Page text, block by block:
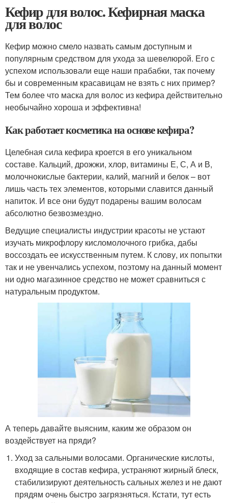
Кефир для волос. Кефирная маска
для волос
Кефир можно смело назвать самым доступным и
популярным средством для ухода за шевелюрой. Его с
успехом использовали еще наши прабабки, так почему
бы и современным красавицам не взять с них пример?
Тем более что маска для волос из кефира действительно
необычайно хороша и эффективна!
Как работает косметика на основе кефира?
Целебная сила кефира кроется в его уникальном
составе. Кальций, дрожжи, хлор, витамины Е, С, А и В,
молочнокислые бактерии, калий, магний и белок – вот
лишь часть тех элементов, которыми славится данный
напиток. И все они будут подарены вашим волосам
абсолютно безвозмездно.
Ведущие специалисты индустрии красоты не устают
изучать микрофлору кисломолочного грибка, дабы
воссоздать ее искусственным путем. К слову, их попытки
так и не увенчались успехом, поэтому на данный момент
ни одно магазинное средство не может сравниться с
натуральным продуктом.
А теперь давайте выясним, каким же образом он
воздействует на пряди?
Уход за сальными волосами. Органические кислоты,
входящие в состав кефира, устраняют жирный блеск,
стабилизируют деятельность сальных желез и не дают
прядям очень быстро загрязняться. Кстати, тут есть